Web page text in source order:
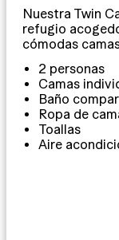
Nuestra Twin
refugio
cómodas
2 personas
Camas
Baño
Ropa de
Toallas
Aire